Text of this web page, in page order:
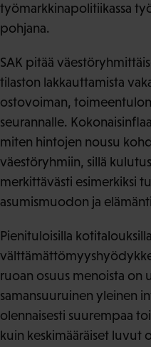
työmarkkinapolitiikassa
pohjana.
SAK pitää
tilaston lakkauttamista
ostovoiman,
seurannalle.
miten hintojen nousu
väestöryhmiin, sillä
merkittävästi esimerkiksi
asumismuodon ja
Pienituloisilla kotitalouksilla
ruoan osuus menoista on
samansuuruinen yleinen
olennaisesti suurempaa
kuin keskimääräiset luvut